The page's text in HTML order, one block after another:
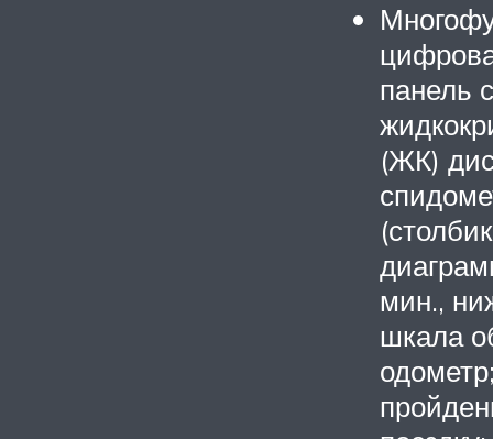
панель с
(ЖК)
мин.,
шкала